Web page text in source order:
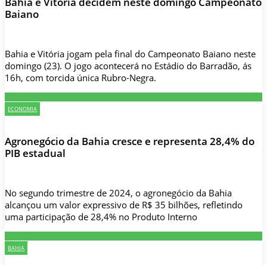
Baiano
Bahia e Vitória jogam pela final do Campeonato Baiano neste
domingo (23). O jogo acontecerá no Estádio do Barradão, ás
16h, com torcida única Rubro-Negra.
ECONOMIA
Agronegócio da Bahia cresce e representa 28,4% do
PIB estadual
No segundo trimestre de 2024, o agronegócio da Bahia
alcançou um valor expressivo de R$ 35 bilhões, refletindo
uma participação de 28,4% no Produto Interno
BAHIA